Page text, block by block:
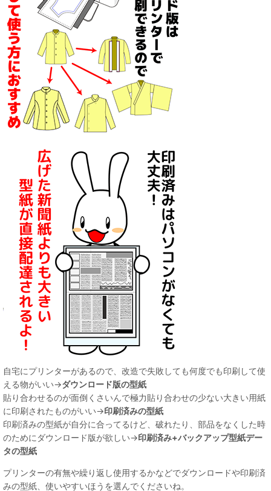
自宅にプリンターがあるので、改造で失敗しても何度でも印刷して使
える物がいい→ダウンロード版の型紙
貼り合わせるのが面倒くさいんで極力貼り合わせの少ない大きい用紙
に印刷されたものがいい→印刷済みの型紙
印刷済みの型紙が自分に合ってるけど、破れたり、部品をなくした時
のためにダウンロード版が欲しい→印刷済み+バックアップ型紙デー
タの型紙
プリンターの有無や繰り返し使用するかなどでダウンロードや印刷済
みの型紙、使いやすいほうを選んでくださいね。